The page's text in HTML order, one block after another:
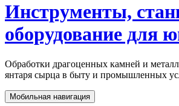
Инструменты,
оборудование для
Обработки драгоценных камней и
янтаря сырца в быту и промышленных
Мобильная навигация